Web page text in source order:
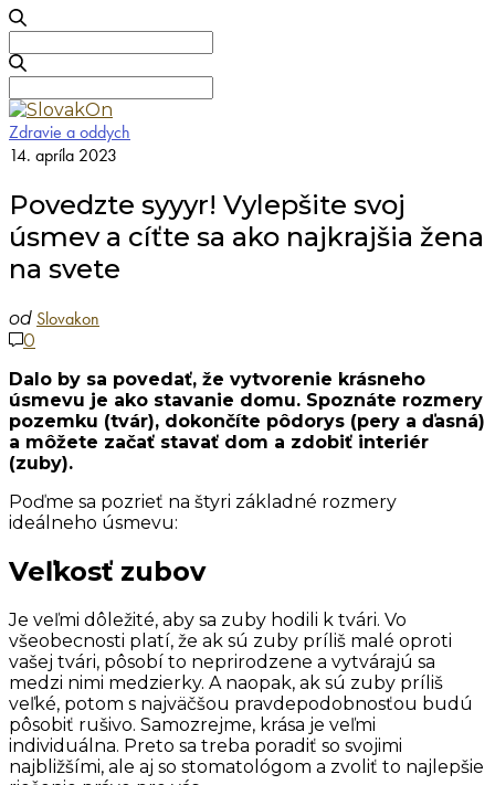
for:
for:
Zdravie a oddych
14. apríla 2023
Povedzte syyyr! Vylepšite svoj
úsmev a cíťte sa ako najkrajšia žena
na svete
od Slovakon
0
Dalo by sa povedať, že vytvorenie krásneho
úsmevu je ako stavanie domu. Spoznáte rozmery
pozemku (tvár), dokončíte pôdorys (pery a ďasná)
a môžete začať stavať dom a zdobiť interiér
(zuby).
Poďme sa pozrieť na štyri základné rozmery
ideálneho úsmevu:
Veľkosť zubov
Je veľmi dôležité, aby sa zuby hodili k tvári. Vo
všeobecnosti platí, že ak sú zuby príliš malé oproti
vašej tvári, pôsobí to neprirodzene a vytvárajú sa
medzi nimi medzierky. A naopak, ak sú zuby príliš
veľké, potom s najväčšou pravdepodobnosťou budú
pôsobiť rušivo. Samozrejme, krása je veľmi
individuálna. Preto sa treba poradiť so svojimi
najbližšími, ale aj so stomatológom a zvoliť to najlepšie